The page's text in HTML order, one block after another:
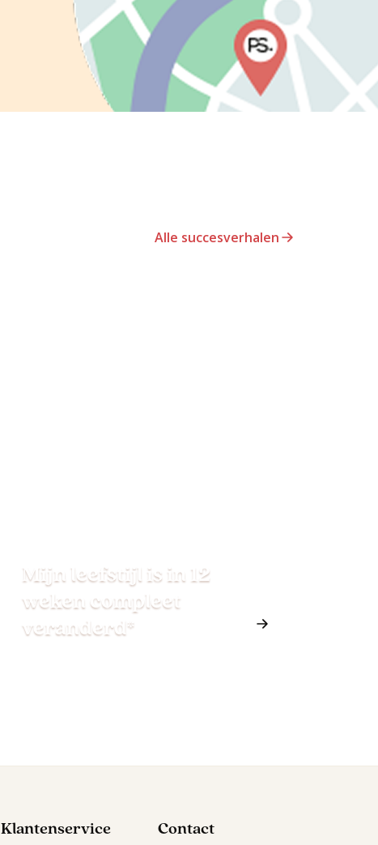
Alle succesverhalen
Mijn leefstijl is in 12
weken compleet
veranderd*
Klantenservice Contact